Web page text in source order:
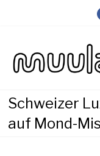
Schweizer
auf Mond-